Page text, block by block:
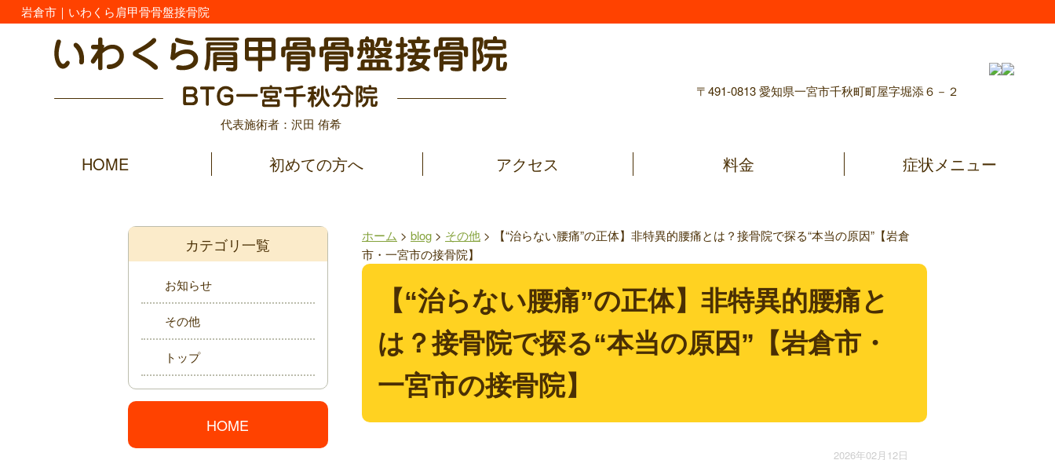
岩倉市｜いわくら肩甲骨骨盤接骨院
代表施術者：沢田 侑希
〒491-0813 愛知県一宮市千秋町町屋字堀添６－２
HOME 初めての方へ アクセス 料金 症状メニュー
ホーム > blog > その他 >
【“治らない腰痛”の正体】非特異的腰痛とは？接骨院で探る“本当の原因”【岩倉
市・一宮市の接骨院】
【“治らない腰痛”の正体】非特異的腰痛と
は？接骨院で探る“本当の原因”【岩倉市・
一宮市の接骨院】
2026年02月12日
カテゴリ一覧
お知らせ
その他
トップ
HOME